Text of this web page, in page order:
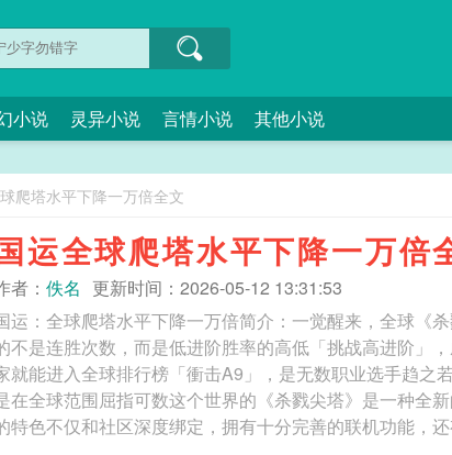
小说 灵异小说 言情小说 其他小说
爬塔水平下降一万倍全文
运全球爬塔水平下降一万倍
者： 佚名 更新时间：2026-05-12 13:31:53
运：全球爬塔水平下降一万倍简介：一觉醒来，全球《
不是连胜次数，而是低进阶胜率的高低「挑战高进阶」
就能进入全球排行榜「衝击A9」，是无数职业选手趋之
在全球范围屈指可数这个世界的《杀戮尖塔》是一种全
特色不仅和社区深度绑定，拥有十分完善的联机功能，还有实时更